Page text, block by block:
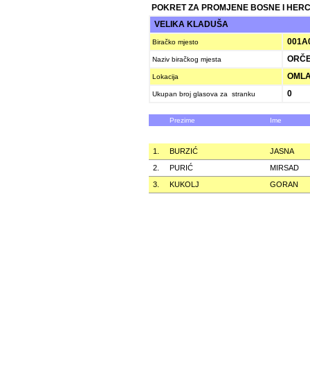
POKRET ZA PROMJENE BOSNE I
VELIKA KLADUŠA
Biračko mjesto
Naziv biračkog mjesta
Lokacija
Ukupan broj glasova za stranku 0
Prezime Ime
1. BURZIĆ
JASNA
2.
PURIĆ
MIRSAD
3.
KUKOLJ GORAN